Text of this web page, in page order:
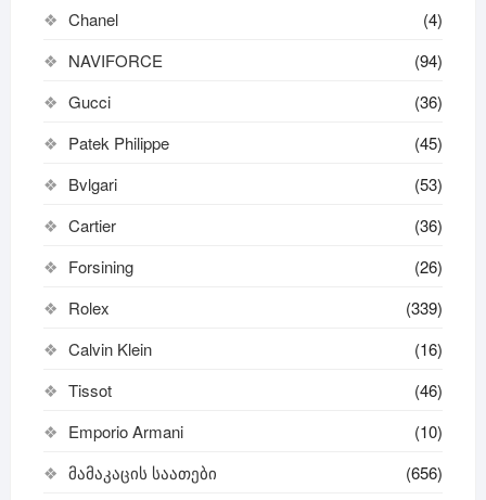
Chanel
(4)
NAVIFORCE
(94)
Gucci
(36)
Patek Philippe
(45)
Bvlgari
(53)
Cartier
(36)
Forsining
(26)
Rolex
(339)
Calvin Klein
(16)
Tissot
(46)
Emporio Armani
(10)
მამაკაცის საათები
(656)